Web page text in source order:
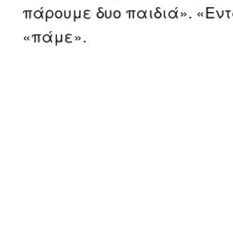
πάρουμε δυο παιδιά».
«πάμε».